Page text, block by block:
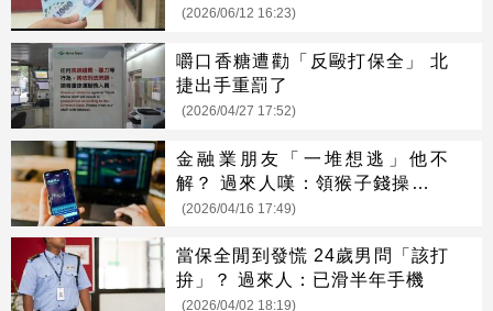
保全爽
(2026/06/12 16:23)
嚼口香糖遭勸「反毆打保全」 北
捷出手重罰了
(2026/04/27 17:52)
金融業朋友「一堆想逃」他不
解？ 過來人嘆：領猴子錢操台積
電心
(2026/04/16 17:49)
當保全閒到發慌 24歲男問「該打
拚」？ 過來人：已滑半年手機
(2026/04/02 18:19)